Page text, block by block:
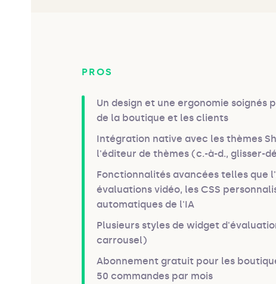
PROS
Un design et une ergonomie soignés
de la boutique et les clients
Intégration native avec les thèmes
l'éditeur de thèmes (c.-à-d., glisser-
Fonctionnalités avancées telles que
évaluations vidéo, les CSS
automatiques de l'IA
Plusieurs styles de widget
carrousel)
Abonnement gratuit pour les
50 commandes par mois